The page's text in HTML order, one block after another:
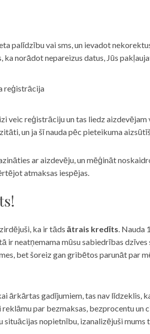
palīdzību vai sms, un ievadot
norādot nepareizus datus, Jūs
reģistrācija
veic reģistrāciju un tas liedz
un ja šī nauda pēc pieteikuma
ar aizdevēju, un mēģināt
atmaksas iespējas.
ka ir tāds ātrais kredīts. Nauda
ir neatņemama mūsu sabiedrības
bet šoreiz gan gribētos parunāt
gadījumiem, tas nav līdzeklis,
par bezmaksas, bezprocentu
nopietnību, izanalizējuši